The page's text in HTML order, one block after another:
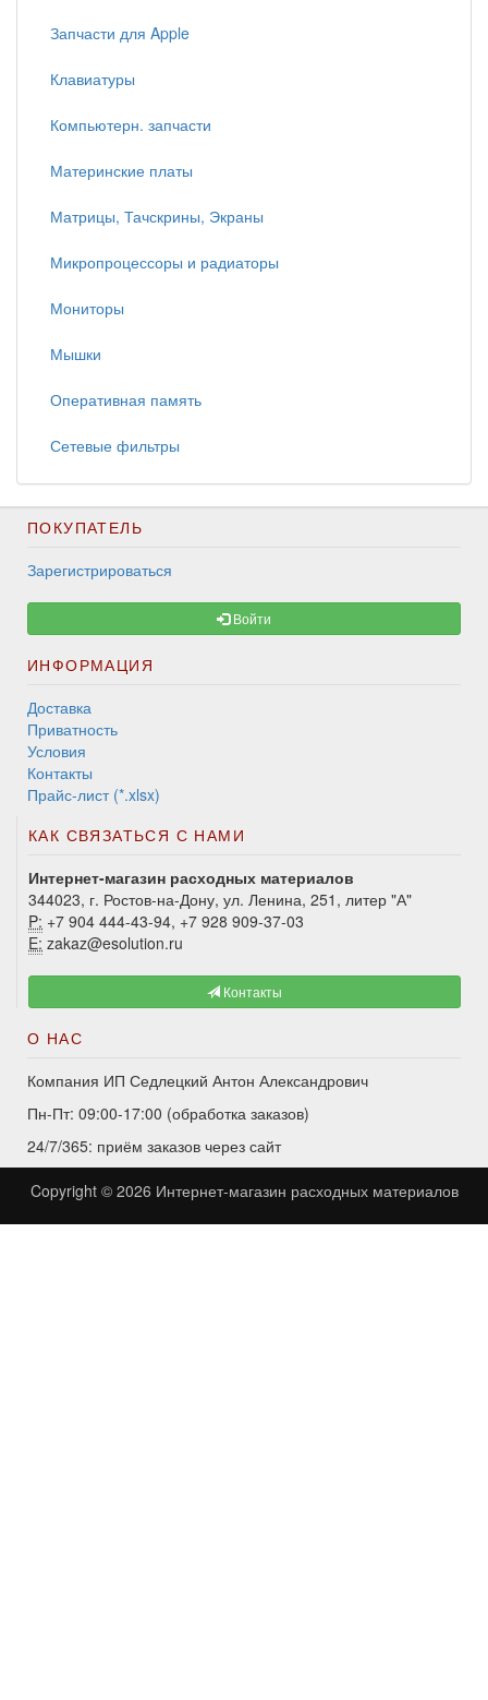
Запчасти для Apple
Клавиатуры
Компьютерн. запчасти
Материнские платы
Матрицы, Тачскрины, Экраны
Микропроцессоры и радиаторы
Мониторы
Мышки
Оперативная память
Сетевые фильтры
ПОКУПАТЕЛЬ
Зарегистрироваться
Войти
ИНФОРМАЦИЯ
Доставка
Приватность
Условия
Контакты
Прайс-лист (*.xlsx)
КАК СВЯЗАТЬСЯ С НАМИ
Интернет-магазин расходных материалов
344023, г. Ростов-на-Дону, ул. Ленина, 251, литер "А"
P: +7 904 444-43-94, +7 928 909-37-03
E: zakaz@esolution.ru
Контакты
О НАС
Компания ИП Седлецкий Антон Александрович
Пн-Пт: 09:00-17:00 (обработка заказов)
24/7/365: приём заказов через сайт
Copyright © 2026 Интернет-магазин расходных материалов